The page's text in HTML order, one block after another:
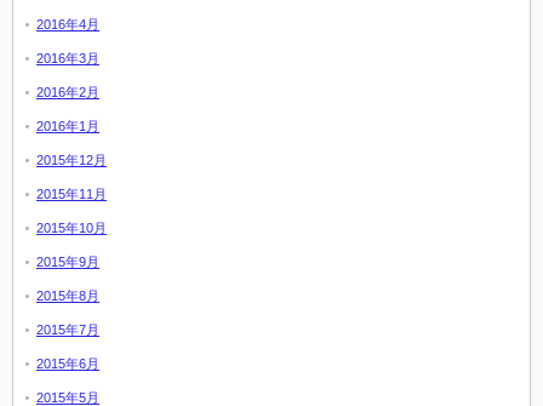
2016年4月
2016年3月
2016年2月
2016年1月
2015年12月
2015年11月
2015年10月
2015年9月
2015年8月
2015年7月
2015年6月
2015年5月